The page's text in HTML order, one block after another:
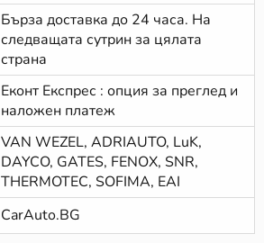
Бърза доставка до 24 часа. На
следващата сутрин за цялата
страна
Еконт Експрес : опция за преглед и
наложен платеж
VAN WEZEL, ADRIAUTO, LuK,
DAYCO, GATES, FENOX, SNR,
THERMOTEC, SOFIMA, EAI
CarAuto.BG